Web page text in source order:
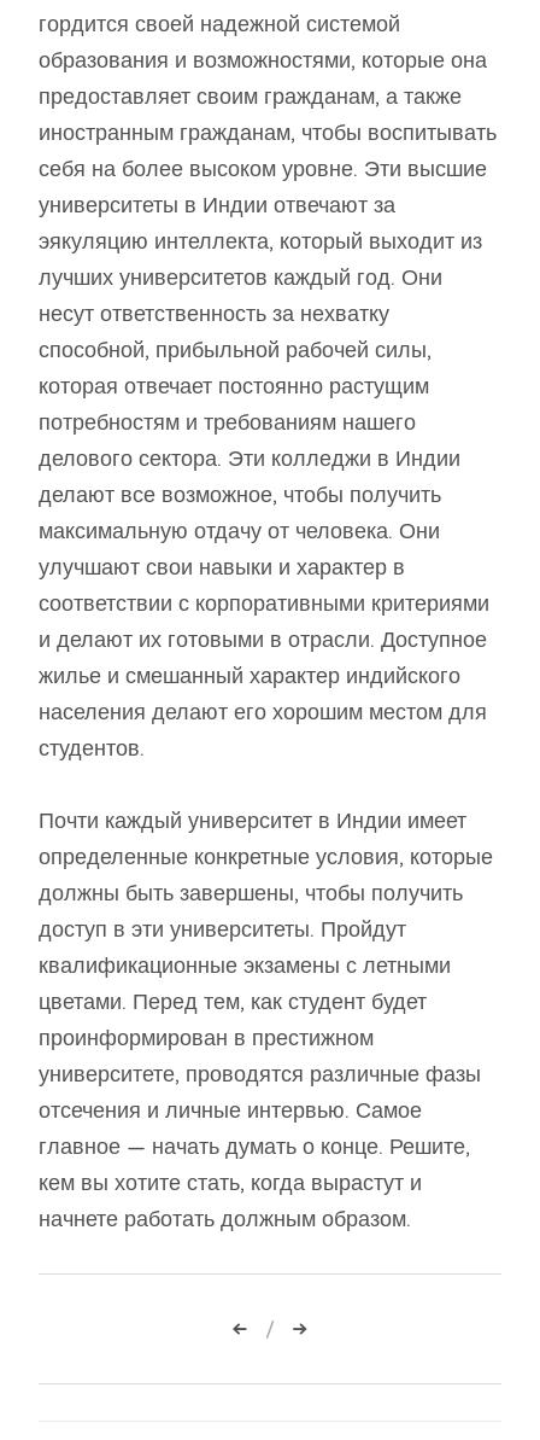
гордится своей надежной системой
образования и возможностями, которые она
предоставляет своим гражданам, а также
иностранным гражданам, чтобы воспитывать
себя на более высоком уровне. Эти высшие
университеты в Индии отвечают за
эякуляцию интеллекта, который выходит из
лучших университетов каждый год. Они
несут ответственность за нехватку
способной, прибыльной рабочей силы,
которая отвечает постоянно растущим
потребностям и требованиям нашего
делового сектора. Эти колледжи в Индии
делают все возможное, чтобы получить
максимальную отдачу от человека. Они
улучшают свои навыки и характер в
соответствии с корпоративными критериями
и делают их готовыми в отрасли. Доступное
жилье и смешанный характер индийского
населения делают его хорошим местом для
студентов.
Почти каждый университет в Индии имеет
определенные конкретные условия, которые
должны быть завершены, чтобы получить
доступ в эти университеты. Пройдут
квалификационные экзамены с летными
цветами. Перед тем, как студент будет
проинформирован в престижном
университете, проводятся различные фазы
отсечения и личные интервью. Самое
главное — начать думать о конце. Решите,
кем вы хотите стать, когда вырастут и
начнете работать должным образом.
Навигация
по